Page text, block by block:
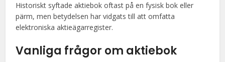
Historiskt syftade aktiebok oftast på en fysisk bok eller
pärm, men betydelsen har vidgats till att omfatta
elektroniska aktieägarregister.
Vanliga frågor om aktiebok